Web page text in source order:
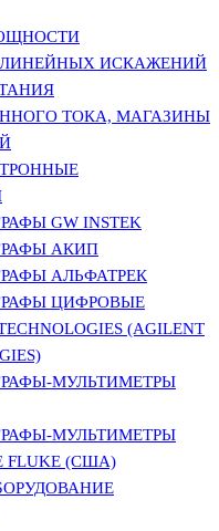
ИСКАЖЕНИЙ
ТОКА, МАГАЗИНЫ
GW INSTEK
АКИП
АЛЬФАТРЕК
ЦИФРОВЫЕ
(AGILENT
МУЛЬТИМЕТРЫ
МУЛЬТИМЕТРЫ
(США)